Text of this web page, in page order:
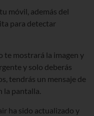
móvil, además del
para detectar
te mostrará la imagen y
y solo deberás
tendrás un mensaje de
la pantalla.
ha sido actualizado y